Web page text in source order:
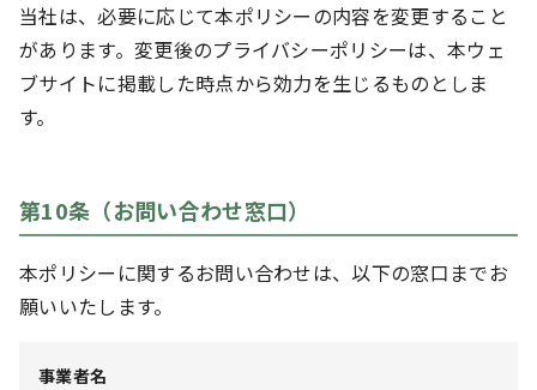
当社は、必要に応じて本ポリシーの内容を変更すること
があります。変更後のプライバシーポリシーは、本ウェ
ブサイトに掲載した時点から効力を生じるものとしま
す。
第10条（お問い合わせ窓口）
本ポリシーに関するお問い合わせは、以下の窓口までお
願いいたします。
事業者名